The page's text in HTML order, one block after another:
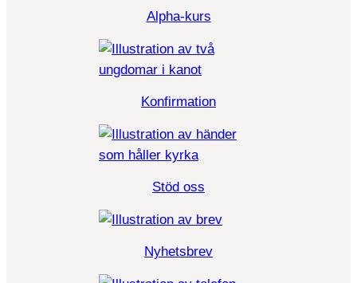
Alpha-kurs
Konfirmation
Stöd oss
Nyhetsbrev